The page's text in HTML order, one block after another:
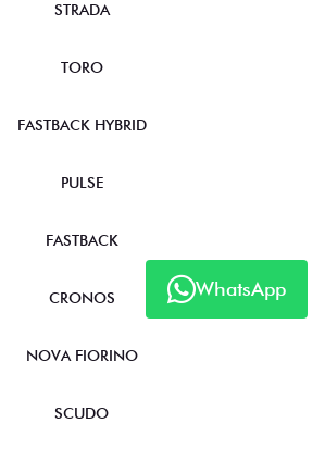
WhatsApp
STRADA
TORO
FASTBACK HYBRID
PULSE
FASTBACK
CRONOS
NOVA FIORINO
SCUDO